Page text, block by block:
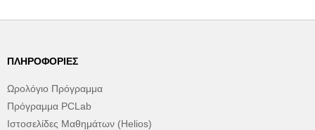
ΠΛΗΡΟΦΟΡΊΕΣ
Ωρολόγιο Πρόγραμμα
Πρόγραμμα PCLab
Ιστοσελίδες Μαθημάτων (Helios)